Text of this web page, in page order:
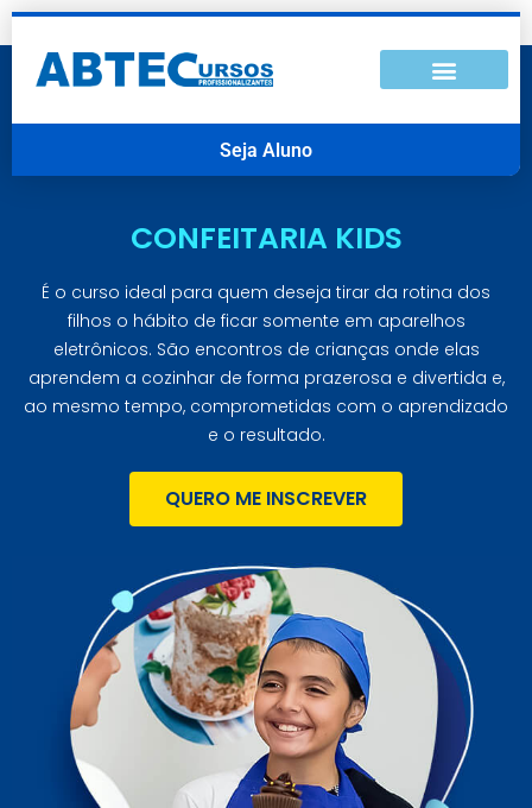
Seja Aluno
CONFEITARIA KIDS
É o curso ideal para quem deseja tirar da rotina dos
filhos o hábito de ficar somente em aparelhos
eletrônicos. São encontros de crianças onde elas
aprendem a cozinhar de forma prazerosa e divertida e,
ao mesmo tempo, comprometidas com o aprendizado
e o resultado.
QUERO ME INSCREVER